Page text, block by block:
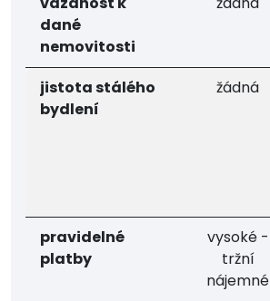
dané
nemovitosti
jistota stálého
bydlení
žádná
pravidelné
platby
vysoké -
tržní
nájemné